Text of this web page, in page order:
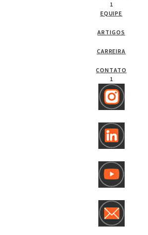
1
EQUIPE
ARTIGOS
CARREIRA
CONTATO
1